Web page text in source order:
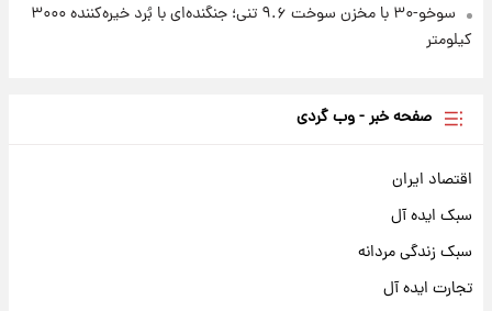
سوخو-۳۰ با مخزن سوخت ۹.۶ تنی؛ جنگنده‌ای با بُرد خیره‌کننده ۳۰۰۰
کیلومتر
صفحه خبر - وب گردی
اقتصاد ایران
سبک ایده آل
سبک زندگی مردانه
تجارت ایده آل